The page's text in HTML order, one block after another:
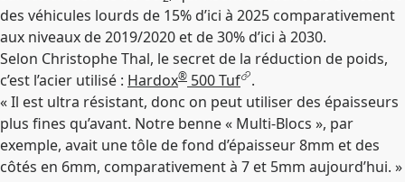
des véhicules lourds de 15% d’ici à 2025 comparativement
aux niveaux de 2019/2020 et de 30% d’ici à 2030.
Selon Christophe Thal, le secret de la réduction de poids,
c’est l’acier utilisé : Hardox® 500 Tuf .
« Il est ultra résistant, donc on peut utiliser des épaisseurs
plus fines qu’avant. Notre benne « Multi-Blocs », par
exemple, avait une tôle de fond d’épaisseur 8mm et des
côtés en 6mm, comparativement à 7 et 5mm aujourd’hui. »